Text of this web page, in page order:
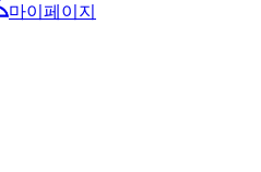
마이페이지